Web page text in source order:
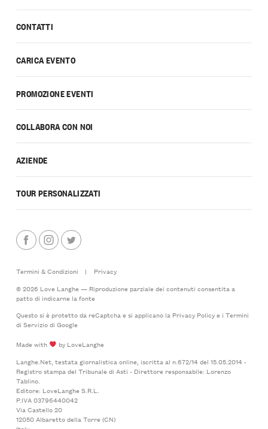
CONTATTI
CARICA EVENTO
PROMOZIONE EVENTI
COLLABORA CON NOI
AZIENDE
TOUR PERSONALIZZATI
Termini & Condizioni |
Privacy
© 2026 Love Langhe — Riproduzione parziale dei contenuti consentita a
patto di indicarne la fonte
Questo si è protetto da reCaptcha e si applicano la Privacy Policye i Termini
di Serviziodi Google
Made with
by LoveLanghe
Langhe.Net, testata giornalistica online, iscritta al n.672/14 del 15.05.2014 -
Registro stampa del Tribunale di Asti - Direttore responsabile: Lorenzo
Tablino.
Editore: LoveLanghe S.R.L.
P.IVA 03796440042
Via Castello 20
12050 Albaretto della Torre (CN)